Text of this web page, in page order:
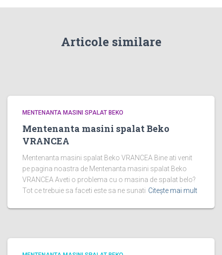
Articole similare
MENTENANTA MASINI SPALAT BEKO
Mentenanta masini spalat Beko
VRANCEA
Mentenanta masini spalat Beko VRANCEA Bine ati venit
pe pagina noastra de Mentenanta masini spalat Beko
VRANCEA Aveti o problema cu o masina de spalat belo?
Tot ce trebuie sa faceti este sa ne sunati Citește mai mult